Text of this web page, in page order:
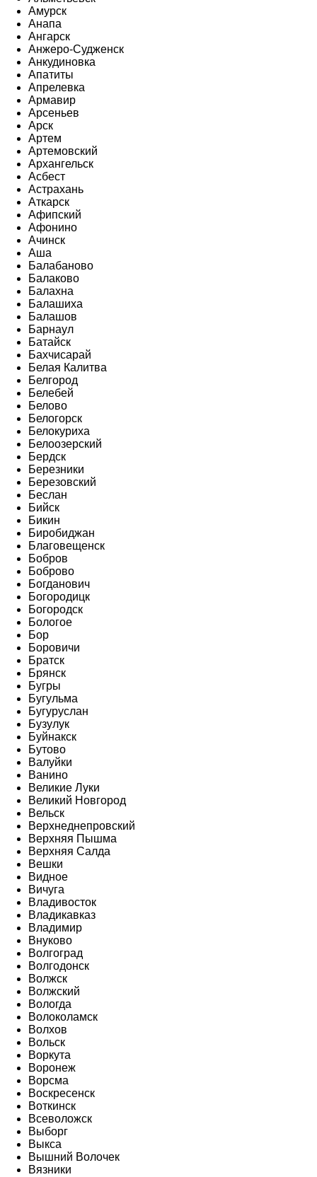
Амурск
Анапа
Ангарск
Анжеро-Судженск
Анкудиновка
Апатиты
Апрелевка
Армавир
Арсеньев
Арск
Артем
Артемовский
Архангельск
Асбест
Астрахань
Аткарск
Афипский
Афонино
Ачинск
Аша
Балабаново
Балаково
Балахна
Балашиха
Балашов
Барнаул
Батайск
Бахчисарай
Белая Калитва
Белгород
Белебей
Белово
Белогорск
Белокуриха
Белоозерский
Бердск
Березники
Березовский
Беслан
Бийск
Бикин
Биробиджан
Благовещенск
Бобров
Боброво
Богданович
Богородицк
Богородск
Бологое
Бор
Боровичи
Братск
Брянск
Бугры
Бугульма
Бугуруслан
Бузулук
Буйнакск
Бутово
Валуйки
Ванино
Великие Луки
Великий Новгород
Вельск
Верхнеднепровский
Верхняя Пышма
Верхняя Салда
Вешки
Видное
Вичуга
Владивосток
Владикавказ
Владимир
Внуково
Волгоград
Волгодонск
Волжск
Волжский
Вологда
Волоколамск
Волхов
Вольск
Воркута
Воронеж
Ворсма
Воскресенск
Воткинск
Всеволожск
Выборг
Выкса
Вышний Волочек
Вязники